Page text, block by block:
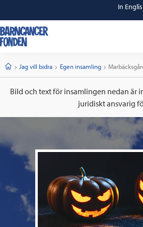
In
StartJag vill bidra Egen insamling Current:
Bild och text för insamlingen nedan är
juridiskt ansvarig